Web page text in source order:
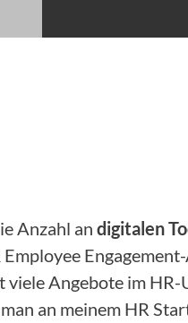
Anzahl an digitalen
Engagement-
Angebote im HR-
an meinem HR